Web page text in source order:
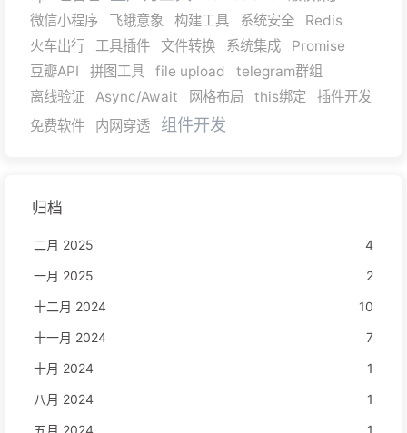
微信小程序
飞蛾意象 构建工具 系统安全
Redis
火车出行
工具插件 文件转换 系统集成
Promise
豆瓣API
拼图工具 file upload
telegram群组
离线验证
Async/Await 网格布局 this绑定
插件开发
免费软件
内网穿透 组件开发
归档
二月 2025
4
一月 2025
2
十二月 2024
10
十一月 2024
7
十月 2024
1
八月 2024
1